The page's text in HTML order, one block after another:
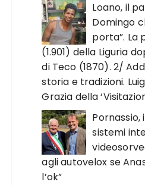
Loano, il
Domingo
porta”. La
(1.901) della Liguria
di Teco (1870). 2/
storia e tradizioni.
Grazia della
Pornassio,
sistemi
agli autovelox se
l’ok”